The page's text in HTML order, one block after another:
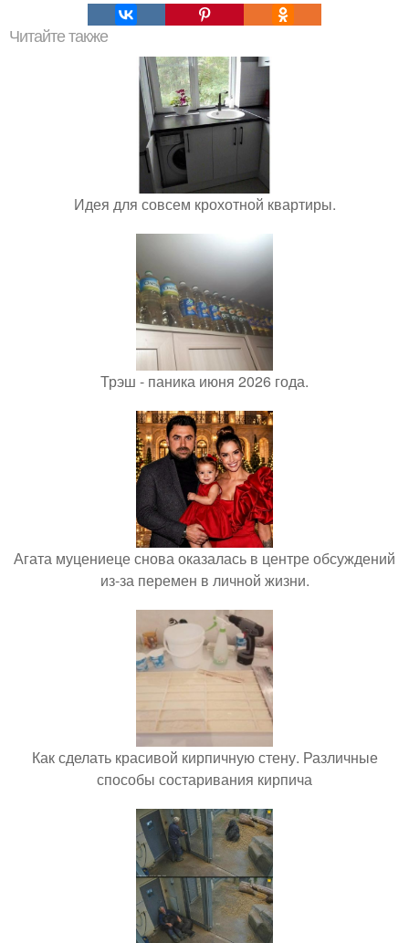
Читайте также
Идея для совсем крохотной квартиры.
Трэш - паника июня 2026 года.
Агата муцениеце снова оказалась в центре обсуждений
из-за перемен в личной жизни.
Как сделать красивой кирпичную стену. Различные
способы состаривания кирпича